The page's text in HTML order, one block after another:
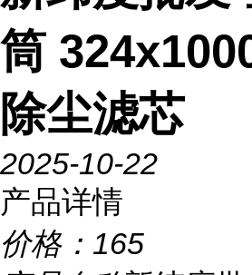
筒
除尘滤芯
2025-10-22
产品详情
价格： 165